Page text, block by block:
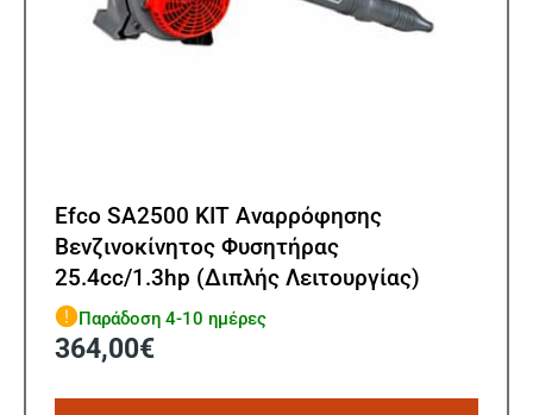
Efco SA2500 KIT Αναρρόφησης
Βενζινοκίνητος Φυσητήρας
25.4cc/1.3hp (Διπλής Λειτουργίας)
Παράδοση 4-10 ημέρες
364,00€